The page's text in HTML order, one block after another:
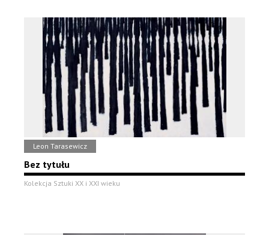
Leon Tarasewicz
Bez tytułu
Kolekcja Sztuki XX i XXI wieku